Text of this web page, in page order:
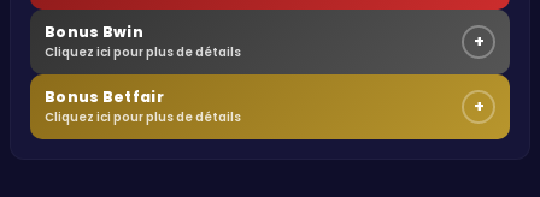
Bonus Bwin
Cliquez ici pour plus de détails +
Bonus Betfair
Cliquez ici pour plus de détails +